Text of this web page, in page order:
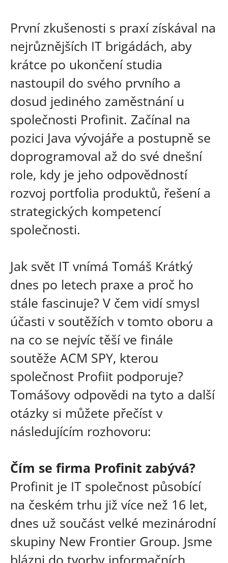
První zkušenosti s praxí získával na
nejrůznějších IT brigádách, aby
krátce po ukončení studia
nastoupil do svého prvního a
dosud jediného zaměstnání u
společnosti Profinit. Začínal na
pozici Java vývojáře a postupně se
doprogramoval až do své dnešní
role, kdy je jeho odpovědností
rozvoj portfolia produktů, řešení a
strategických kompetencí
společnosti.
Jak svět IT vnímá Tomáš Krátký
dnes po letech praxe a proč ho
stále fascinuje? V čem vidí smysl
účasti v soutěžích v tomto oboru a
na co se nejvíc těší ve finále
soutěže ACM SPY, kterou
společnost Profiit podporuje?
Tomášovy odpovědi na tyto a další
otázky si můžete přečíst v
následujícím rozhovoru:
Čím se firma Profinit zabývá?
Profinit je IT společnost působící
na českém trhu již více než 16 let,
dnes už součást velké mezinárodní
skupiny New Frontier Group. Jsme
blázni do tvorby informačních